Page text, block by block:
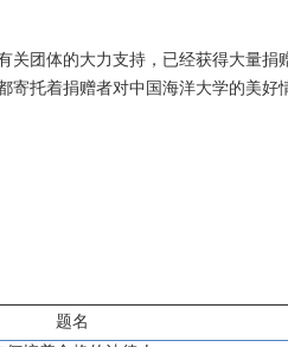
团体的大力支持，已经获得大量
托着捐赠者对中国海洋大学的美好
题名